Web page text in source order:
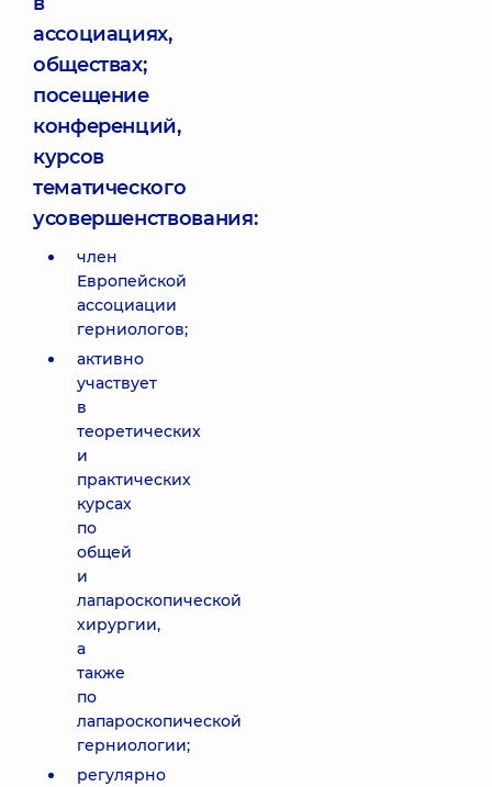
ассоциациях,
обществах;
посещение
конференций,
курсов
тематического
усовершенствования:
член
Европейской
ассоциации
герниологов;
активно
участвует
в
теоретических
и
практических
курсах
по
общей
и
лапароскопической
хирургии,
а
также
по
лапароскопической
герниологии;
регулярно